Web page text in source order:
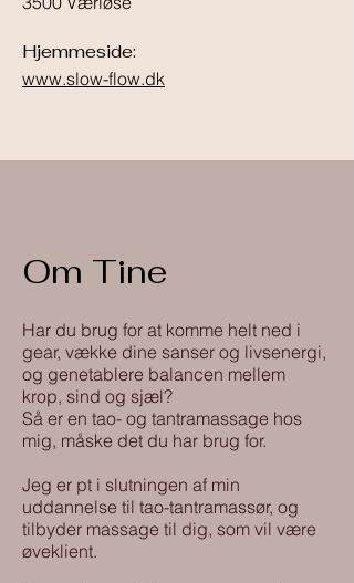
Hjemmeside:
www.slow-flow.dk
Om Tine
Har du brug for at komme helt ned i
gear, vække dine sanser og livsenergi,
og genetablere balancen mellem
krop, sind og sjæl?
Så er en tao- og tantramassage hos
mig, måske det du har brug for.
Jeg er pt i slutningen af min
uddannelse til tao-tantramassør, og
tilbyder massage til dig, som vil være
øveklient.